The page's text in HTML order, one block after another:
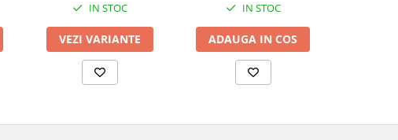
IN STOC
VEZI VARIANTE
IN STOC
ADAUGA IN COS